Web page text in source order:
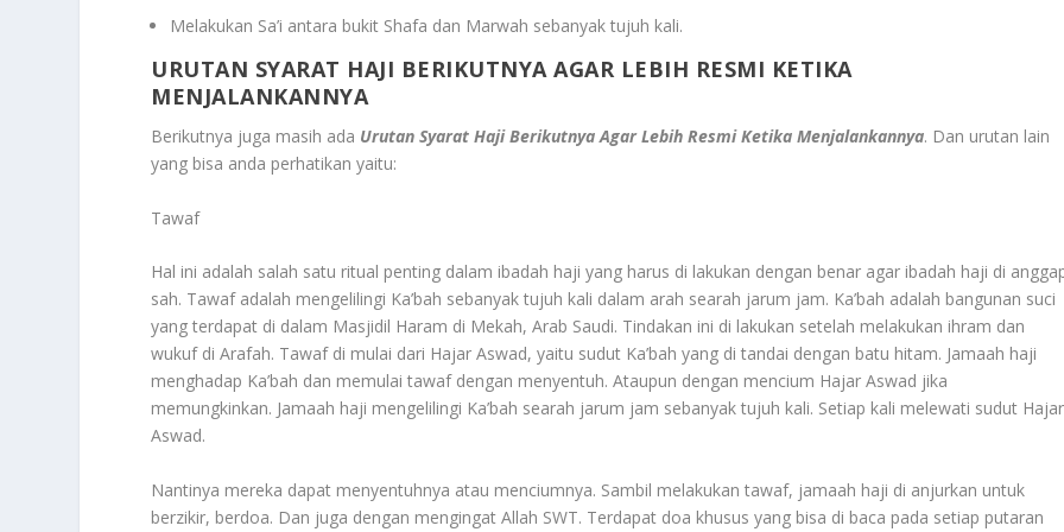
Melakukan Sa’i antara bukit Shafa dan Marwah sebanyak tujuh kali.
URUTAN SYARAT HAJI BERIKUTNYA AGAR LEBIH RESMI KETIKA
MENJALANKANNYA
Berikutnya juga masih ada Urutan Syarat Haji Berikutnya Agar Lebih Resmi Ketika Menjalankannya. Dan urutan lain
yang bisa anda perhatikan yaitu:
Tawaf
Hal ini adalah salah satu ritual penting dalam ibadah haji yang harus di lakukan dengan benar agar ibadah haji di
sah. Tawaf adalah mengelilingi Ka’bah sebanyak tujuh kali dalam arah searah jarum jam. Ka’bah adalah bangunan suci
yang terdapat di dalam Masjidil Haram di Mekah, Arab Saudi. Tindakan ini di lakukan setelah melakukan ihram dan
wukuf di Arafah. Tawaf di mulai dari Hajar Aswad, yaitu sudut Ka’bah yang di tandai dengan batu hitam. Jamaah haji
menghadap Ka’bah dan memulai tawaf dengan menyentuh. Ataupun dengan mencium Hajar Aswad jika
memungkinkan. Jamaah haji mengelilingi Ka’bah searah jarum jam sebanyak tujuh kali. Setiap kali melewati sudut Hajar
Aswad.
Nantinya mereka dapat menyentuhnya atau menciumnya. Sambil melakukan tawaf, jamaah haji di anjurkan untuk
berzikir, berdoa. Dan juga dengan mengingat Allah SWT. Terdapat doa khusus yang bisa di baca pada setiap putaran